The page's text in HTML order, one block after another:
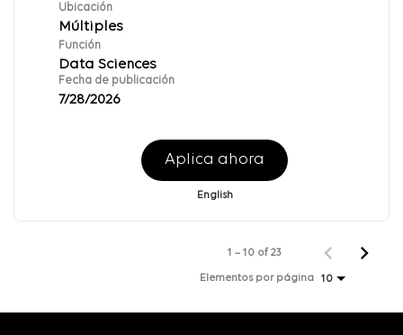
Ubicación
Múltiples
Función
Data Sciences
Fecha de publicación
7/28/2026
Aplica ahora
English
Elementos por página 10
1 – 10 of 23